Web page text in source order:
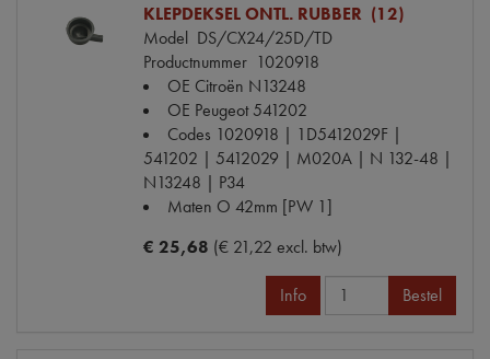
KLEPDEKSEL ONTL. RUBBER (12)
Model DS/CX24/25D/TD
Productnummer 1020918
OE Citroën N13248
OE Peugeot 541202
Codes 1020918 | 1D5412029F |
541202 | 5412029 | M020A | N 132-48 |
N13248 | P34
Maten O 42mm [PW 1]
€ 25,68 (€ 21,22 excl. btw)
Info Bestel